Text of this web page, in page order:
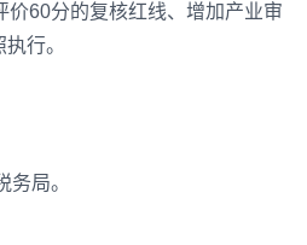
60分的复核红线、增加产业审
行。
局。